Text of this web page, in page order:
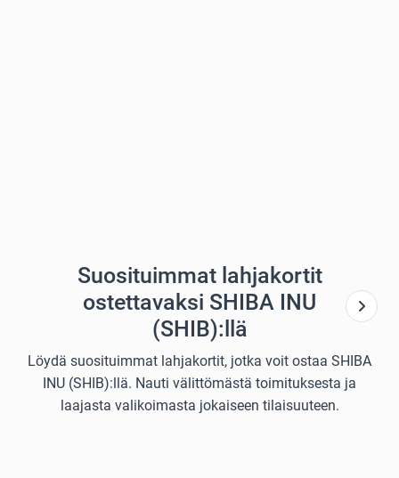
Suosituimmat lahjakortit
ostettavaksi SHIBA INU
(SHIB):llä
Löydä suosituimmat lahjakortit, jotka voit ostaa SHIBA
INU (SHIB):llä. Nauti välittömästä toimituksesta ja
laajasta valikoimasta jokaiseen tilaisuuteen.